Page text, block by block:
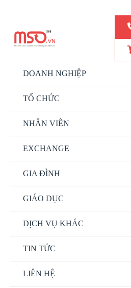
DOANH NGHIỆP
TỔ CHỨC
NHÂN VIÊN
EXCHANGE
GIA ĐÌNH
GIÁO DỤC
DỊCH VỤ KHÁC
TIN TỨC
LIÊN HỆ